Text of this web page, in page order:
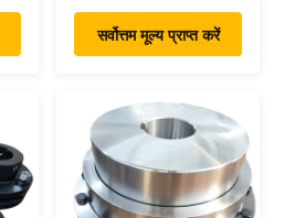
सर्वोत्तम मूल्य प्राप्त करें